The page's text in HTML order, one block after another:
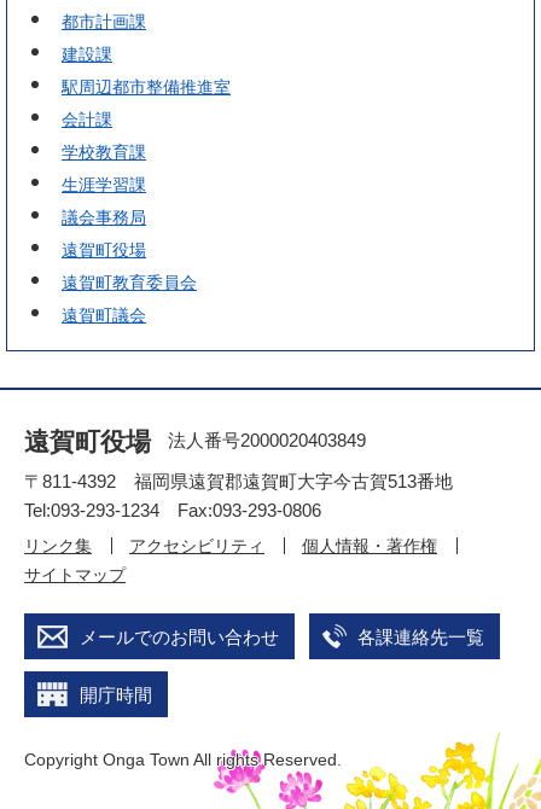
都市計画課
建設課
駅周辺都市整備推進室
会計課
学校教育課
生涯学習課
議会事務局
遠賀町役場
遠賀町教育委員会
遠賀町議会
遠賀町役場
法人番号2000020403849
〒811-4392 福岡県遠賀郡遠賀町大字今古賀513番地
Tel:093-293-1234 Fax:093-293-0806
リンク集 アクセシビリティ
個人情報・著作権
サイトマップ
メールでのお問い合わせ 各課連絡先一覧
開庁時間
Copyright Onga Town All rights Reserved.